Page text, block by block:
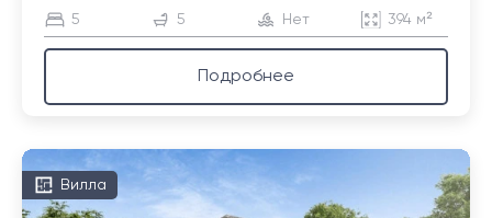
5 5 Нет 394 м²
Подробнее
Вилла